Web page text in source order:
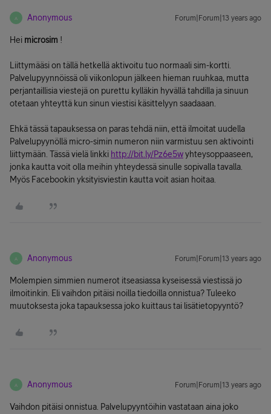
A Anonymous Forum|Forum|13 years ago
Hei microsim !
Liittymääsi on tällä hetkellä aktivoitu tuo normaali sim-kortti.
Palvelupyynnöissä oli viikonlopun jälkeen hieman ruuhkaa, mutta
perjantaillisia viestejä on purettu kylläkin hyvällä tahdilla ja sinuun
otetaan yhteyttä kun sinun viestisi käsittelyyn saadaaan.
Ehkä tässä tapauksessa on paras tehdä niin, että ilmoitat uudella
Palvelupyynöllä micro-simin numeron niin varmistuu sen aktivointi
liittymään. Tässä vielä linkki http://bit.ly/Pz6e5wyhteysoppaaseen,
jonka kautta voit olla meihin yhteydessä sinulle sopivalla tavalla.
Myös Facebookin yksityisviestin kautta voit asian hoitaa.
A Anonymous Forum|Forum|13 years ago
Molempien simmien numerot itseasiassa kyseisessä viestissä jo
ilmoitinkin. Eli vaihdon pitäisi noilla tiedoilla onnistua? Tuleeko
muutoksesta joka tapauksessa joko kuittaus tai lisätietopyyntö?
A Anonymous Forum|Forum|13 years ago
Vaihdon pitäisi onnistua. Palvelupyyntöihin vastataan aina joko